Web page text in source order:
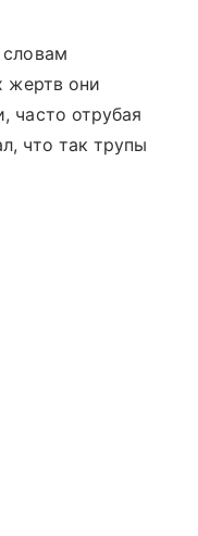
жертв они
часто отрубая
что так трупы